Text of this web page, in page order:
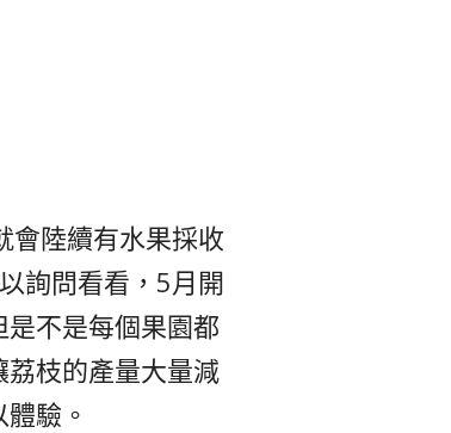
會陸續有水果採收
詢問看看，5月開
不是每個果園都
枝的產量大量減
驗。